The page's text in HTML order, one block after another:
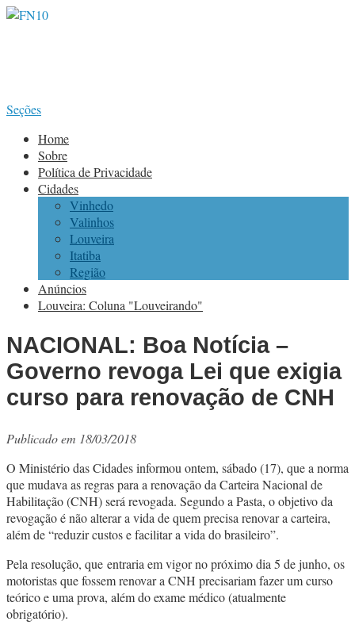
Seções
Home
Sobre
Política de Privacidade
Cidades
Vinhedo
Valinhos
Louveira
Itatiba
Região
Anúncios
Louveira: Coluna "Louveirando"
NACIONAL: Boa Notícia –
Governo revoga Lei que exigia
curso para renovação de CNH
Publicado em 18/03/2018
O Ministério das Cidades informou ontem, sábado (17), que a norma
que mudava as regras para a renovação da Carteira Nacional de
Habilitação (CNH) será revogada. Segundo a Pasta, o objetivo da
revogação é não alterar a vida de quem precisa renovar a carteira,
além de “reduzir custos e facilitar a vida do brasileiro”.
Pela resolução, que entraria em vigor no próximo dia 5 de junho, os
motoristas que fossem renovar a CNH precisariam fazer um curso
teórico e uma prova, além do exame médico (atualmente
obrigatório).